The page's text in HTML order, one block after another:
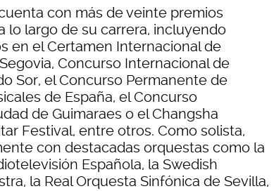
con más de veinte premios
lo largo de su carrera, incluyendo
en el Certamen Internacional de
Concurso Internacional de
Sor, el Concurso Permanente de
de España, el Concurso
de Guimaraes o el Changsha
Festival, entre otros. Como solista,
con destacadas orquestas como la
Española, la Swedish
la Real Orquesta Sinfónica de Sevilla,